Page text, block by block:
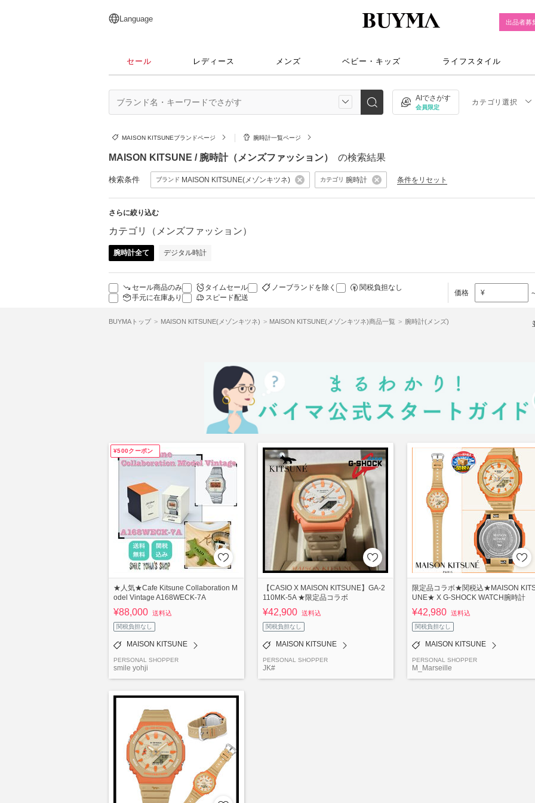
日本語
English
简体中文
繁體中文
Language 出品者募
セール レディース メンズ ベビー・キッズ ライフスタイル
AIでさがす
会員限定
カテゴリ選択
MAISON KITSUNEブランドページ 腕時計一覧ページ
MAISON KITSUNE / 腕時計（メンズファッション） の検索結果
検索条件 ブランド MAISON KITSUNE(メゾンキツネ) カテゴリ 腕時計 条件をリセット
さらに絞り込む
カテゴリ（メンズファッション）
腕時計全て デジタル時計
セール商品のみ タイムセール ノーブランドを除く
関税負担なし
手元に在庫あり
スピード配送
価格 ¥
BUYMAトップ MAISON KITSUNE(メゾンキツネ) MAISON KITSUNE(メゾンキツネ)商品一覧 腕時計(メンズ)
¥500クーポン
★人気★Cafe Kitsune Collaboration M
odel Vintage A168WECK-7A
¥88,000 送料込
関税負担なし
MAISON KITSUNE
PERSONAL SHOPPER
smile yohji
【CASIO X MAISON KITSUNE】GA-2
110MK-5A ★限定品コラボ
¥42,900 送料込
関税負担なし
MAISON KITSUNE
PERSONAL SHOPPER
JK#
限定品コラボ★関税込★MAISON
UNE★ X G-SHOCK WATCH腕時計
¥42,980 送料込
関税負担なし
MAISON KITSUNE
PERSONAL SHOPPER
M_Marseille